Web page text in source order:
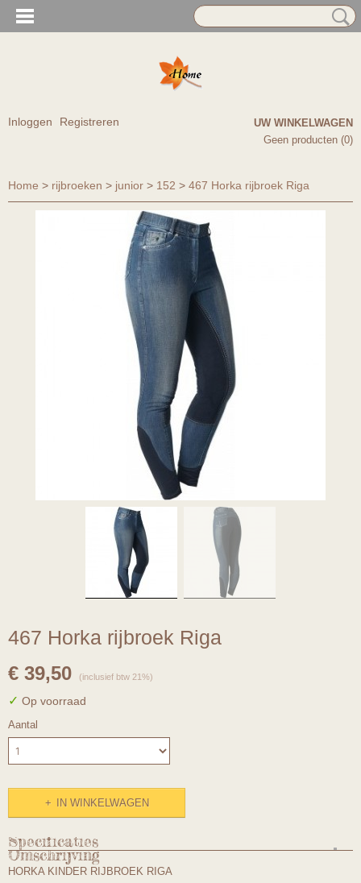
Inloggen Registreren
UW WINKELWAGEN
Geen producten (0)
Home > rijbroeken > junior > 152 > 467 Horka rijbroek Riga
467 Horka rijbroek Riga
€ 39,50 (inclusief btw 21%)
✓ Op voorraad
Aantal
IN WINKELWAGEN
Specificaties
Productcode
467mt152
Omschrijving
HORKA KINDER RIJBROEK RIGA